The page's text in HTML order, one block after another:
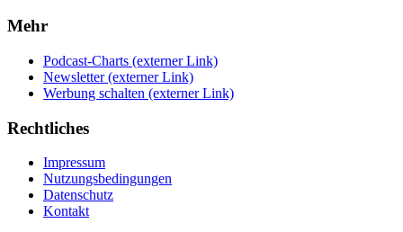
Mehr
Podcast-Charts (externer Link)
Newsletter (externer Link)
Werbung schalten (externer Link)
Rechtliches
Impressum
Nutzungsbedingungen
Datenschutz
Kontakt